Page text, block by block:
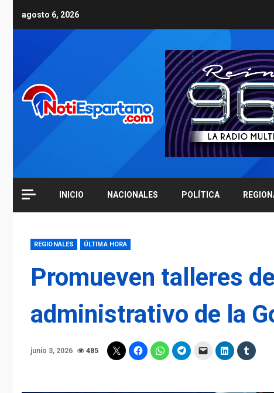
agosto 6, 2026
INICIO NACIONALES POLÍTICA
REGIONALES ÚLTIMA HORA
Promueven talleres
administrativo de la
junio 3, 2026 485